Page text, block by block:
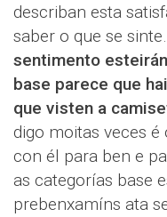
describan esta
saber o que se sinte.
sentimento
base parece que
que visten a
digo moitas veces é
con él para ben e
as categorías base
prebenxamíns ata